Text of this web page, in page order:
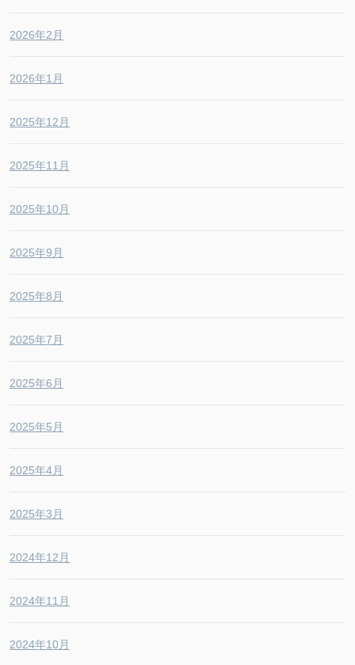
2026年2月
2026年1月
2025年12月
2025年11月
2025年10月
2025年9月
2025年8月
2025年7月
2025年6月
2025年5月
2025年4月
2025年3月
2024年12月
2024年11月
2024年10月